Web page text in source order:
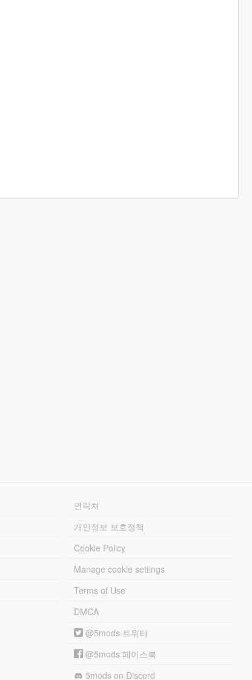
연락처
개인정보 보호정책
Cookie Policy
Manage cookie settings
Terms of Use
DMCA
@5mods 트위터
@5mods 페이스북
5mods on Discord